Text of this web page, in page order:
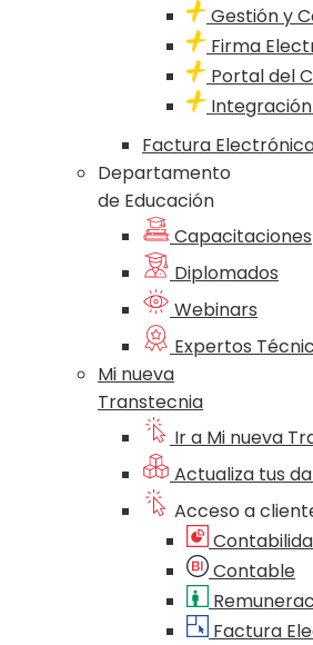
Gestión y
Firma
Portal del
Factura
Departamento
de Educación
Capacitaciones
Diplomados
Webinars
Expertos
Mi nueva
Transtecnia
Ir a Mi nueva
Actualiza tus
Acceso a
Contable
Factura